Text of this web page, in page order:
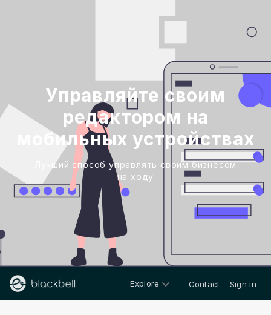
Управляйте своим
редактором на
мобильных устройствах
Лучший способ управлять своим бизнесом
на ходу
Explore Contact Sign in